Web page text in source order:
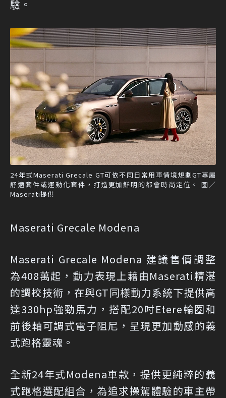
驗。
24年式Maserati Grecale GT可依不同日常用車情境規劃GT專屬
舒適套件或運動化套件，打造更加鮮明的都會時尚定位。 圖／
Maserati提供
Maserati Grecale Modena
Maserati Grecale Modena 建議售價調整
為408萬起，動力表現上藉由Maserati精湛
的調校技術，在與GT同樣動力系統下提供高
達330hp強勁馬力，搭配20吋Etere輪圈和
前後軸可調式電子阻尼，呈現更加動感的義
式跑格靈魂。
全新24年式Modena車款，提供更純粹的義
式跑格選配組合，為追求操駕體驗的車主帶